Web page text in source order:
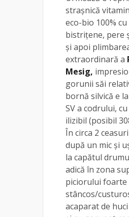
strașnică
eco-bio 100%
bistrițene, pere
și apoi
extraordinară a
Mesig,
gorunii săi
bornă silvică e
SV a codrului,
ilizibil (posibil
În circa 2
după un mic și
la capătul
adică în zona
piciorului
stâncos/
acaparat de